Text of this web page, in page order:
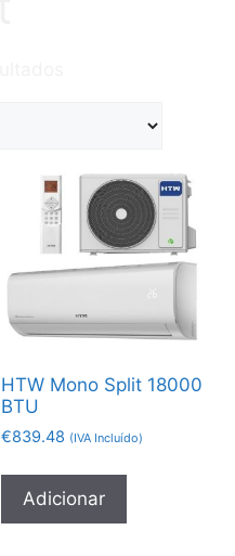
HTW Mono Split 18000
BTU
€839.48 (IVA Incluído)
Adicionar